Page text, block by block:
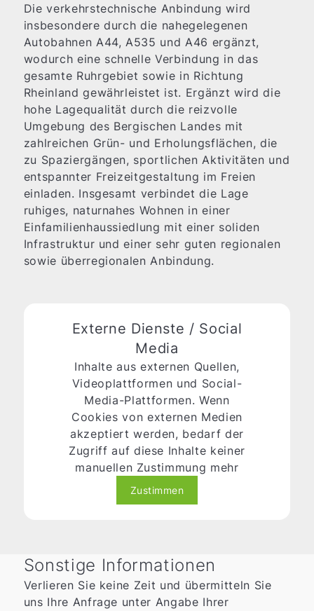
Die verkehrstechnische Anbindung wird
insbesondere durch die nahegelegenen
Autobahnen A44, A535 und A46 ergänzt,
wodurch eine schnelle Verbindung in das
gesamte Ruhrgebiet sowie in Richtung
Rheinland gewährleistet ist. Ergänzt wird die
hohe Lagequalität durch die reizvolle
Umgebung des Bergischen Landes mit
zahlreichen Grün- und Erholungsflächen, die
zu Spaziergängen, sportlichen Aktivitäten und
entspannter Freizeitgestaltung im Freien
einladen. Insgesamt verbindet die Lage
ruhiges, naturnahes Wohnen in einer
Einfamilienhaussiedlung mit einer soliden
Infrastruktur und einer sehr guten regionalen
sowie überregionalen Anbindung.
Externe Dienste / Social
Media
Inhalte aus externen Quellen,
Videoplattformen und Social-
Media-Plattformen. Wenn
Cookies von externen Medien
akzeptiert werden, bedarf der
Zugriff auf diese Inhalte keiner
manuellen Zustimmung mehr
Zustimmen
Sonstige Informationen
Verlieren Sie keine Zeit und übermitteln Sie
uns Ihre Anfrage unter Angabe Ihrer